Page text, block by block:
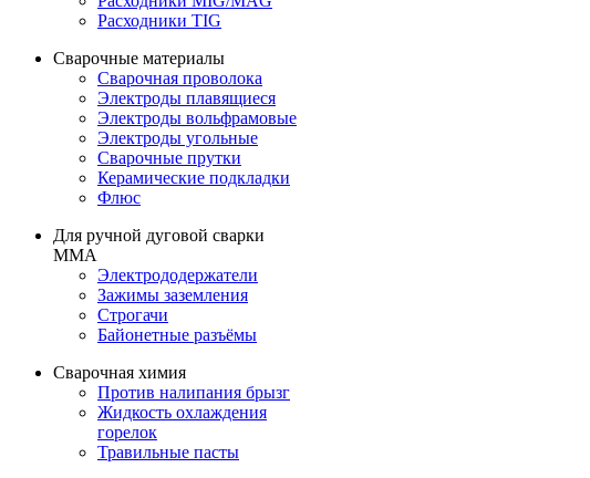
Расходники TIG
Сварочные материалы
Сварочная проволока
Электроды плавящиеся
Электроды вольфрамовые
Электроды угольные
Сварочные прутки
Керамические подкладки
Флюс
Для ручной дуговой сварки
MMA
Электрододержатели
Зажимы заземления
Строгачи
Байонетные разъёмы
Сварочная химия
Против налипания брызг
Жидкость охлаждения
горелок
Травильные пасты